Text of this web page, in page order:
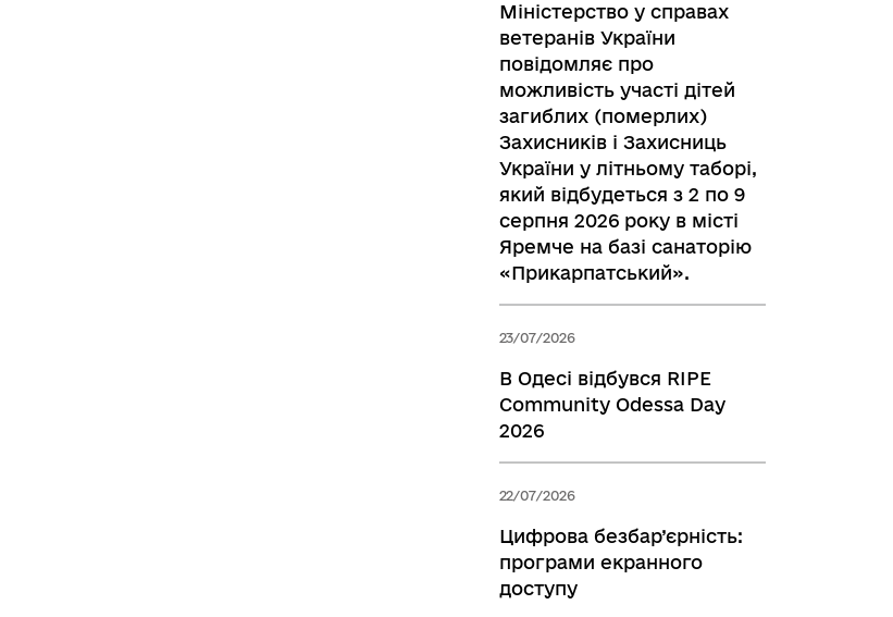
Міністерство у справах
ветеранів України
повідомляє про
можливість участі дітей
загиблих (померлих)
Захисників і Захисниць
України у літньому таборі,
який відбудеться з 2 по 9
серпня 2026 року в місті
Яремче на базі санаторію
«Прикарпатський».
23/07/2026
В Одесі відбувся RIPE
Community Odessa Day
2026
22/07/2026
Цифрова безбар’єрність:
програми екранного
доступу